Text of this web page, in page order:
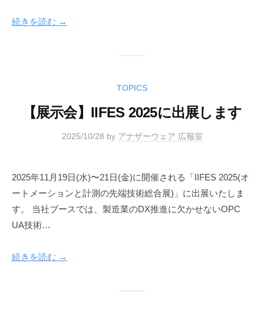
続きを読む →
TOPICS
【展示会】IIFES 2025に出展します
2025/10/28 by アナザーウェア 広報室
2025年11月19日(水)〜21日(金)に開催される「IIFES 2025(オ
ートメーションと計測の先端技術総合展)」に出展いたしま
す。 当社ブースでは、製造業のDX推進に欠かせないOPC
UA技術…
続きを読む →